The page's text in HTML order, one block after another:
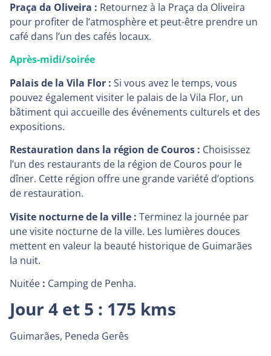
Praça da Oliveira : Retournez à la Praça da Oliveira
pour profiter de l’atmosphère et peut-être prendre un
café dans l’un des cafés locaux.
Après-midi/soirée
Palais de la Vila Flor : Si vous avez le temps, vous
pouvez également visiter le palais de la Vila Flor, un
bâtiment qui accueille des événements culturels et des
expositions.
Restauration dans la région de Couros : Choisissez
l’un des restaurants de la région de Couros pour le
dîner. Cette région offre une grande variété d’options
de restauration.
Visite nocturne de la ville : Terminez la journée par
une visite nocturne de la ville. Les lumières douces
mettent en valeur la beauté historique de Guimarães
la nuit.
Nuitée : Camping de Penha.
Jour 4 et 5 : 175 kms
Guimarães, Peneda Gerês